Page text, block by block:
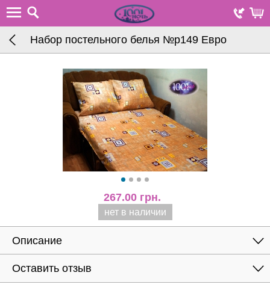
Набор постельного белья №р149 Евро
267.00 грн.
нет в наличии
Описание
Оставить отзыв